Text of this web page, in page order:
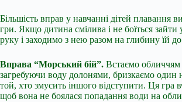
Більшість вправ у навчанні дітей плавання
гри. Якщо дитина смілива і не боїться зайти
руку і заходимо з нею разом на глибину їй
Вправа “Морський бій”. Встаємо обличчям
загребуючи воду долонями, бризкаємо один
той, хто змусить іншого відступити. Ця гра
щоб вона не боялася попадання води на